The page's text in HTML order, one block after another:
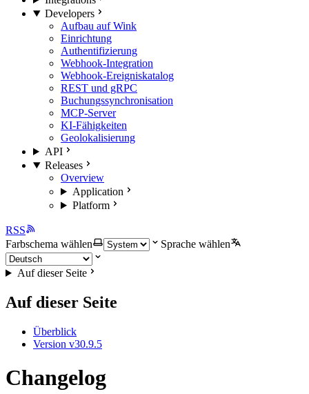
Developers
Aufbau auf Wink
Einrichtung
Authentifizierung
Webhook-Integration
Webhook-Ereigniskatalog
REST und gRPC
Buchungssynchronisation
MCP-Server
KI-Fähigkeiten
Geolokalisierung
API
Releases
Overview
Application
Platform
RSS
Farbschema wählen
Sprache wählen
Auf dieser Seite
Auf dieser Seite
Überblick
Version v30.9.5
Changelog